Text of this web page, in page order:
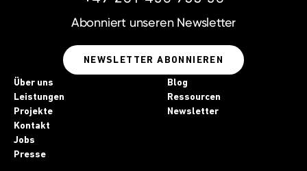
Abonniert unseren Newsletter
NEWSLETTER ABONNIEREN
Über uns
Leistungen
Projekte
Kontakt
Jobs
Presse
Blog
Ressourcen
Newsletter